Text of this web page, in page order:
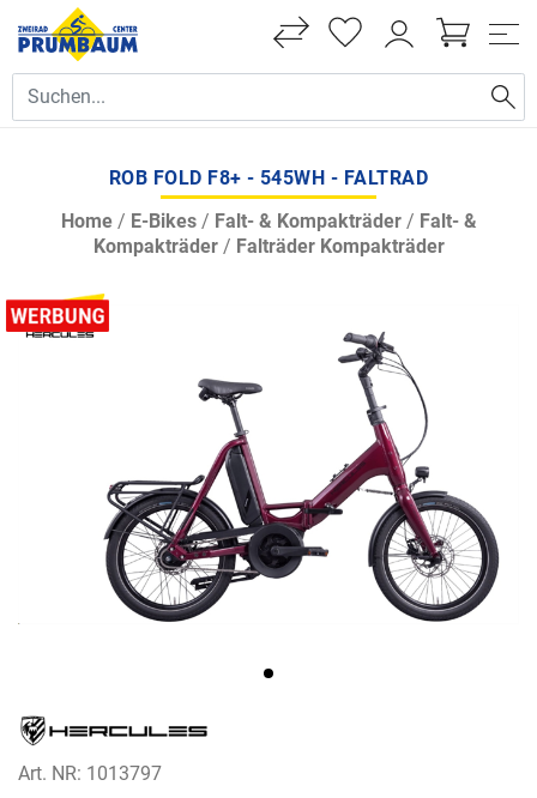
ROB FOLD F8+ - 545WH - FALTRAD
Home/ E-Bikes/ Falt- & Kompakträder/ Falt- &
Kompakträder/ Falträder Kompakträder
Art. NR: 1013797